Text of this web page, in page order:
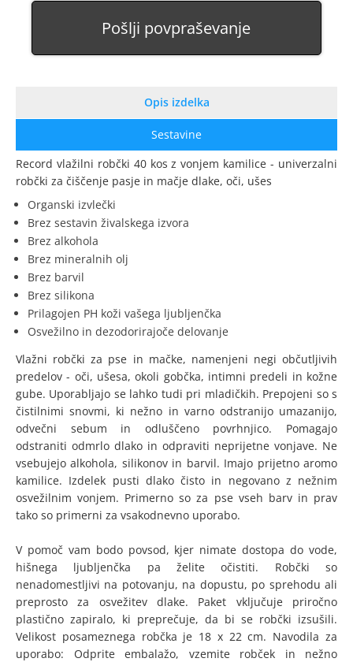
Pošlji povpraševanje
Opis izdelka
Sestavine
Record vlažilni robčki 40 kos z vonjem kamilice - univerzalni
robčki za čiščenje pasje in mačje dlake, oči, ušes
Organski izvlečki
Brez sestavin živalskega izvora
Brez alkohola
Brez mineralnih olj
Brez barvil
Brez silikona
Prilagojen PH koži vašega ljubljenčka
Osvežilno in dezodorirajoče delovanje
Vlažni robčki za pse in mačke, namenjeni negi občutljivih
predelov - oči, ušesa, okoli gobčka, intimni predeli in kožne
gube. Uporabljajo se lahko tudi pri mladičkih. Prepojeni so s
čistilnimi snovmi, ki nežno in varno odstranijo umazanijo,
odvečni sebum in odluščeno povrhnjico. Pomagajo
odstraniti odmrlo dlako in odpraviti neprijetne vonjave. Ne
vsebujejo alkohola, silikonov in barvil. Imajo prijetno aromo
kamilice. Izdelek pusti dlako čisto in negovano z nežnim
osvežilnim vonjem. Primerno so za pse vseh barv in prav
tako so primerni za vsakodnevno uporabo.
V pomoč vam bodo povsod, kjer nimate dostopa do vode,
hišnega ljubljenčka pa želite očistiti. Robčki so
nenadomestljivi na potovanju, na dopustu, po sprehodu ali
preprosto za osvežitev dlake. Paket vključuje priročno
plastično zapiralo, ki preprečuje, da bi se robčki izsušili.
Velikost posameznega robčka je 18 x 22 cm. Navodila za
uporabo: Odprite embalažo, vzemite robček in nežno